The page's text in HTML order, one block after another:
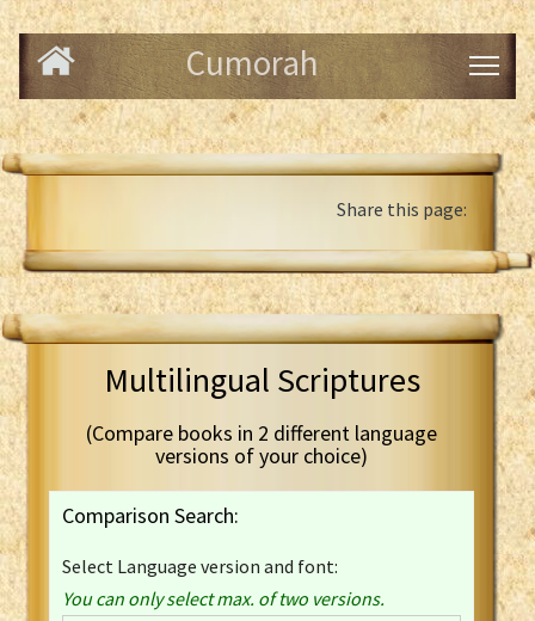
Cumorah
Share this page:
Multilingual Scriptures
(Compare books in 2 different language
versions of your choice)
Comparison Search:
Select Language version and font:
You can only select max. of two versions.